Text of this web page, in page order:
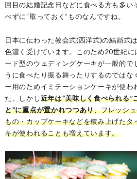
回目の結婚記念日などに食べる方も多い
べずに“取っておく”ものなんですね。
日本に伝わった教会式(西洋式)の結婚式
色濃く受けています。このため20世紀
ード型のウェディングケーキが一般的で
うに食べたり振る舞ったりするのではな
ー用のためイミテーションケーキが使わ
た。しかし近年は“美味しく食べられる”
と”に重点が置かれつつあり、フレッシ
もの・カップケーキなどを積み上げたタ
キが使われることも増えています。